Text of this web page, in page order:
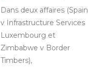
Dans deux affaires (Spain
v Infrastructure Services
Luxembourg et
Zimbabwe v Border
Timbers),